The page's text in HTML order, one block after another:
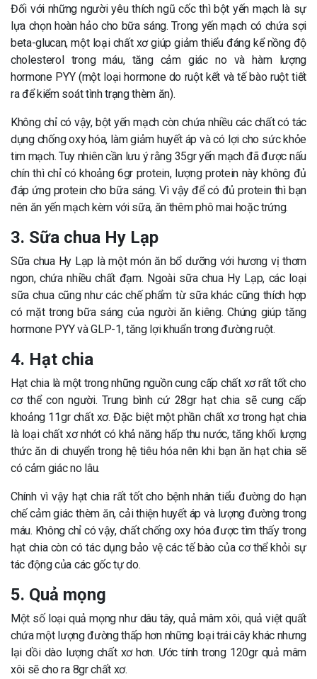
Đối với những người yêu thích ngũ cốc thì bột yến mạch là sự
lựa chọn hoàn hảo cho bữa sáng. Trong yến mạch có chứa sợi
beta-glucan, một loại chất xơ giúp giảm thiểu đáng kể nồng độ
cholesterol trong máu, tăng cảm giác no và hàm lượng
hormone PYY (một loại hormone do ruột kết và tế bào ruột tiết
ra để kiểm soát tình trạng thèm ăn).
Không chỉ có vậy, bột yến mạch còn chứa nhiều các chất có tác
dụng chống oxy hóa, làm giảm huyết áp và có lợi cho sức khỏe
tim mạch. Tuy nhiên cần lưu ý rằng 35gr yến mạch đã được nấu
chín thì chỉ có khoảng 6gr protein, lượng protein này không đủ
đáp ứng protein cho bữa sáng. Vì vậy để có đủ protein thì bạn
nên ăn yến mạch kèm với sữa, ăn thêm phô mai hoặc trứng.
3. Sữa chua Hy Lạp
Sữa chua Hy Lạp là một món ăn bổ dưỡng với hương vị thơm
ngon, chứa nhiều chất đạm. Ngoài sữa chua Hy Lạp, các loại
sữa chua cũng như các chế phẩm từ sữa khác cũng thích hợp
có mặt trong bữa sáng của người ăn kiêng. Chúng giúp tăng
hormone PYY và GLP-1, tăng lợi khuẩn trong đường ruột.
4. Hạt chia
Hạt chia là một trong những nguồn cung cấp chất xơ rất tốt cho
cơ thể con người. Trung bình cứ 28gr hạt chia sẽ cung cấp
khoảng 11gr chất xơ. Đặc biệt một phần chất xơ trong hạt chia
là loại chất xơ nhớt có khả năng hấp thu nước, tăng khối lượng
thức ăn di chuyển trong hệ tiêu hóa nên khi bạn ăn hạt chia sẽ
có cảm giác no lâu.
Chính vì vậy hạt chia rất tốt cho bệnh nhân tiểu đường do hạn
chế cảm giác thèm ăn, cải thiện huyết áp và lượng đường trong
máu. Không chỉ có vậy, chất chống oxy hóa được tìm thấy trong
hạt chia còn có tác dụng bảo vệ các tế bào của cơ thể khỏi sự
tác động của các gốc tự do.
5. Quả mọng
Một số loại quả mọng như dâu tây, quả mâm xôi, quả việt quất
chứa một lượng đường thấp hơn những loại trái cây khác nhưng
lại dồi dào lượng chất xơ hơn. Ước tính trong 120gr quả mâm
xôi sẽ cho ra 8gr chất xơ.